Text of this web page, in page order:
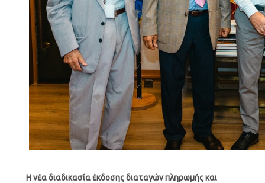
Η νέα διαδικασία έκδοσης διαταγών πληρωμής και